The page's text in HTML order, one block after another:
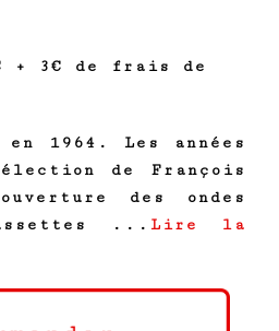
+ 3€ de frais de
1964. Les années
de François
des ondes
... Lire la